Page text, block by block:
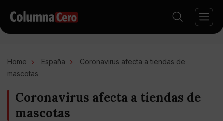
Home España
Coronavirus afecta a tiendas de
mascotas
Coronavirus afecta a tiendas de
mascotas